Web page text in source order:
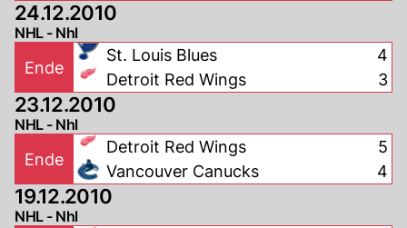
24.12.2010
NHL - Nhl
Ende
St. Louis Blues
Detroit Red Wings
4
3
23.12.2010
NHL - Nhl
Ende
Detroit Red Wings
Vancouver Canucks
5
4
19.12.2010
NHL - Nhl